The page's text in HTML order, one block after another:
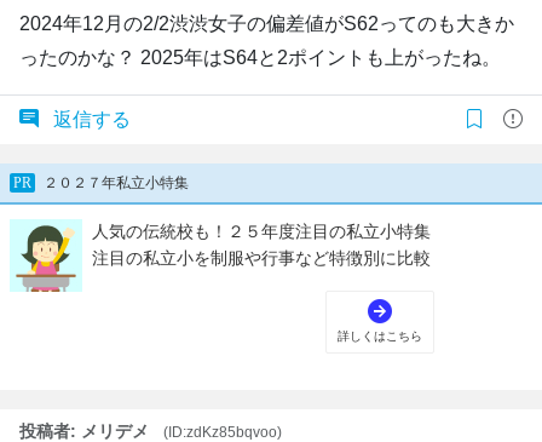
2024年12月の2/2渋渋女子の偏差値がS62ってのも大きか
ったのかな？ 2025年はS64と2ポイントも上がったね。
返信する
投稿者: メリデメ
(ID:zdKz85bqvoo)